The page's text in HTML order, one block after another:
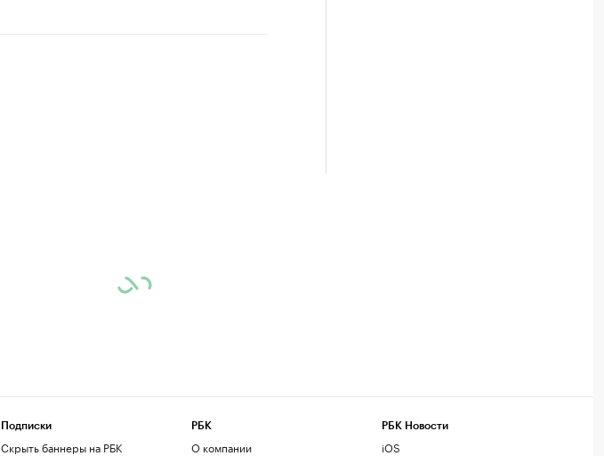
Подписки
Скрыть баннеры на РБК
РБК
О компании
РБК Новости
iOS